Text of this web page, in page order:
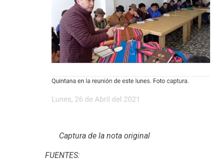
Captura de la nota original
FUENTES: